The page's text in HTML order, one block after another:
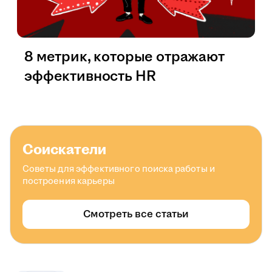
8 метрик, которые отражают
эффективность HR
Соискатели
Советы для эффективного поиска работы и
построения карьеры
Смотреть все статьи